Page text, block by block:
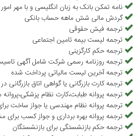
جهت پیشگیری از وقوع خطاهای احتمالی هنگام
آژانس معتبر و باتجربه بسپارید. علاءالدین
ویزا اطلاعات کاملی در خصوص شرایط ویزای
ویزای توریستی نروژ و غیره در این صفحه در
فرم ویزای نروژ نیز به همراه اطلاعات قیمت
همچنین کارشناسان حرفه‌ای علاءالدین تراول
پیگیری ویزای نروژ را برای شما انجام می‌دهند
سؤالات شما در خصوص گرفتن ویزای شینگن
تلفن خود را بردارید و با کارشناسان ویزا
نامه تمکن بانک به زبان انگلیسی و با مهر
گردش مالی شش ماهه حساب بانکی
ترجمه فیش حقوقی
ترجمه لیست بیمه تامین اجتماعی
ترجمه حکم کارگزینی
ترجمه روزنامه رسمی شرکت شامل آگهی
ترجمه آخرین لیست مالیاتی پرداخت شده
ترجمه کارت بازرگانی یا گواهی اتاق
ترجمه پروانه طبابت،کارت نظام
ترجمه پروانه نظام مهندسی یا جواز ساخت
ترجمه پروانه بهره برداری و جواز کسب برای
ترجمه حکم بازنشستگی برای بازنشستگان